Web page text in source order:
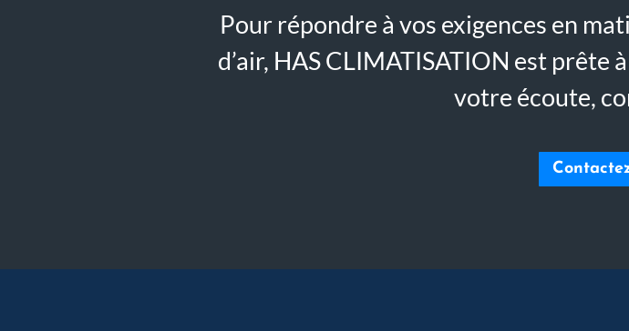
Pour répondre à vos exigences en
d’air, HAS CLIMATISATION est prête
votre écoute,